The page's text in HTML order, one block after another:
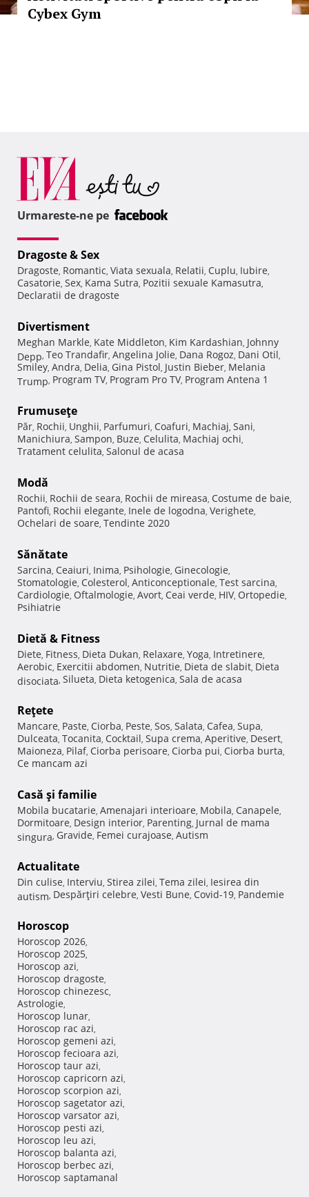
Cybex Gym
Urmareste-ne pe
Dragoste & Sex
Dragoste, Romantic, Viata sexuala, Relatii, Cuplu, Iubire,
Casatorie, Sex, Kama Sutra, Pozitii sexuale Kamasutra,
Declaratii de dragoste
Divertisment
Meghan Markle, Kate Middleton, Kim Kardashian, Johnny
Depp, Teo Trandafir, Angelina Jolie, Dana Rogoz, Dani Otil,
Smiley, Andra, Delia, Gina Pistol, Justin Bieber, Melania
Trump, Program TV, Program Pro TV, Program Antena 1
Frumuseţe
Păr, Rochii, Unghii, Parfumuri, Coafuri, Machiaj, Sani,
Manichiura, Sampon, Buze, Celulita, Machiaj ochi,
Tratament celulita, Salonul de acasa
Modă
Rochii, Rochii de seara, Rochii de mireasa, Costume de baie,
Pantofi, Rochii elegante, Inele de logodna, Verighete,
Ochelari de soare, Tendinte 2020
Sănătate
Sarcina, Ceaiuri, Inima, Psihologie, Ginecologie,
Stomatologie, Colesterol, Anticonceptionale, Test sarcina,
Cardiologie, Oftalmologie, Avort, Ceai verde, HIV, Ortopedie,
Psihiatrie
Dietă & Fitness
Diete, Fitness, Dieta Dukan, Relaxare, Yoga, Intretinere,
Aerobic, Exercitii abdomen, Nutritie, Dieta de slabit, Dieta
disociata, Silueta, Dieta ketogenica, Sala de acasa
Reţete
Mancare, Paste, Ciorba, Peste, Sos, Salata, Cafea, Supa,
Dulceata, Tocanita, Cocktail, Supa crema, Aperitive, Desert,
Maioneza, Pilaf, Ciorba perisoare, Ciorba pui, Ciorba burta,
Ce mancam azi
Casă şi familie
Mobila bucatarie, Amenajari interioare, Mobila, Canapele,
Dormitoare, Design interior, Parenting, Jurnal de mama
singura, Gravide, Femei curajoase, Autism
Actualitate
Din culise, Interviu, Stirea zilei, Tema zilei, Iesirea din
autism, Despărţiri celebre, Vesti Bune, Covid-19, Pandemie
Horoscop
Horoscop 2026,
Horoscop 2025,
Horoscop azi,
Horoscop dragoste,
Horoscop chinezesc,
Astrologie,
Horoscop lunar,
Horoscop rac azi,
Horoscop gemeni azi,
Horoscop fecioara azi,
Horoscop taur azi,
Horoscop capricorn azi,
Horoscop scorpion azi,
Horoscop sagetator azi,
Horoscop varsator azi,
Horoscop pesti azi,
Horoscop leu azi,
Horoscop balanta azi,
Horoscop berbec azi,
Horoscop saptamanal